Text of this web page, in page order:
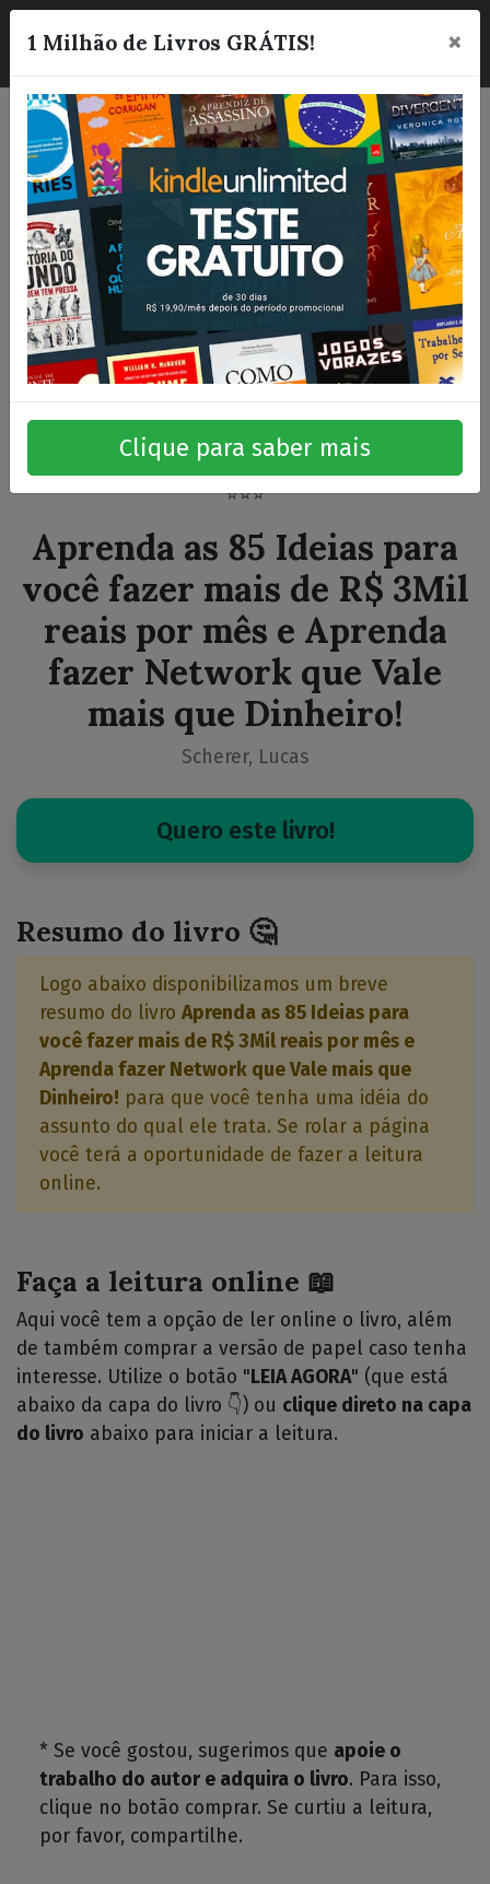
☰
⭐⭐⭐
Aprenda as 85 Ideias para
você fazer mais de R$ 3Mil
reais por mês e Aprenda
fazer Network que Vale
mais que Dinheiro!
Scherer, Lucas
Quero este livro!
Resumo do livro 🤔
Logo abaixo disponibilizamos um breve
resumo do livro Aprenda as 85 Ideias para
você fazer mais de R$ 3Mil reais por mês e
Aprenda fazer Network que Vale mais que
Dinheiro! para que você tenha uma idéia do
assunto do qual ele trata. Se rolar a página
você terá a oportunidade de fazer a leitura
online.
Faça a leitura online 📖
Aqui você tem a opção de ler online o livro, além
de também comprar a versão de papel caso tenha
interesse. Utilize o botão " LEIA AGORA" (que está
abaixo da capa do livro 👇) ou clique direto na capa
do livro abaixo para iniciar a leitura.
* Se você gostou, sugerimos que apoie o
trabalho do autor e adquira o livro. Para isso,
clique no botão comprar. Se curtiu a leitura,
por favor, compartilhe.
1 Milhão de Livros GRÁTIS! ×
Clique para saber mais